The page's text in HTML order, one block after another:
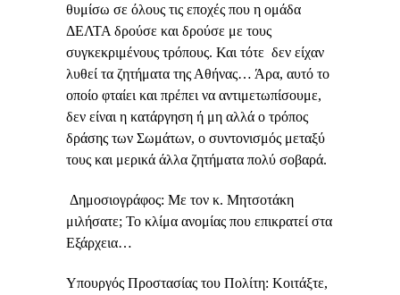
θυμίσω σε όλους τις εποχές που η ομάδα
ΔΕΛΤΑ δρούσε και δρούσε με τους
συγκεκριμένους τρόπους. Και τότε δεν είχαν
λυθεί τα ζητήματα της Αθήνας… Άρα, αυτό το
οποίο φταίει και πρέπει να αντιμετωπίσουμε,
δεν είναι η κατάργηση ή μη αλλά ο τρόπος
δράσης των Σωμάτων, ο συντονισμός μεταξύ
τους και μερικά άλλα ζητήματα πολύ σοβαρά.
Δημοσιογράφος: Με τον κ. Μητσοτάκη
μιλήσατε; Το κλίμα ανομίας που επικρατεί στα
Εξάρχεια…
Υπουργός Προστασίας του Πολίτη: Κοιτάξτε,